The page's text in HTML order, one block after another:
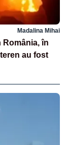
Madalina Mihai
România, în
au fost